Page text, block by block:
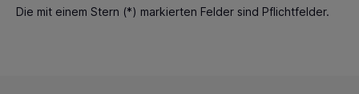
Die mit einem Stern (*) markierten Felder sind Pflichtfelder.